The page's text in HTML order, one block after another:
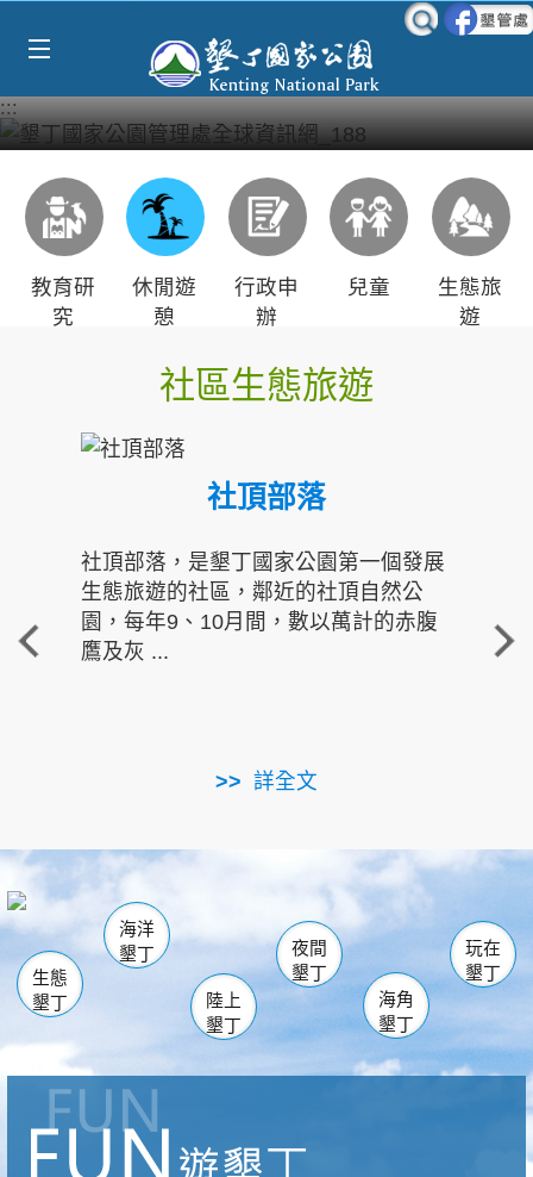
:::
教育研
究
休閒遊
憩
行政申
辦
兒童
生態旅
遊
社區生態旅遊
社頂部落
社頂部落，是墾丁國家公園第一個發展
生態旅遊的社區，鄰近的社頂自然公
園，每年9、10月間，數以萬計的赤腹
鷹及灰 ...
詳全文
重
走進
南仁湖
海生館
恆春 佳樂水
龍鑾潭自然中心 森林遊樂區
瓊麻館
關山 墾管處遊客中心
社頂公園 風吹沙
船帆石
白砂 龍磐公園
香蕉灣
砂島
鵝鑾鼻
生態
墾丁
海洋
墾丁
陸上
墾丁
夜間
墾丁
海角
墾丁
玩在
墾丁